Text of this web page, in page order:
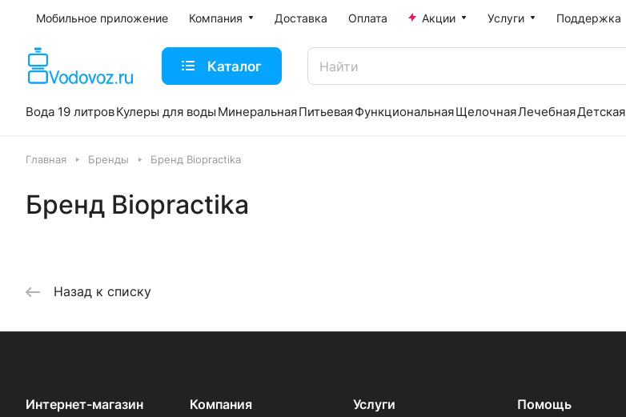
Мобильное приложение Компания Доставка Оплата Акции Услуги Поддержка
Каталог
Вода 19 литровКулеры для воды МинеральнаяПитьеваяФункциональнаяЩелочнаяЛечебнаяДетская
Главная Бренды Бренд Biopractika
Бренд Biopractika
Назад к списку
Интернет-магазин Компания Услуги Помощь